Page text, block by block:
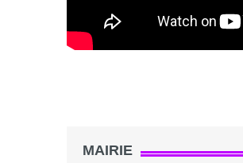
MAIRIE